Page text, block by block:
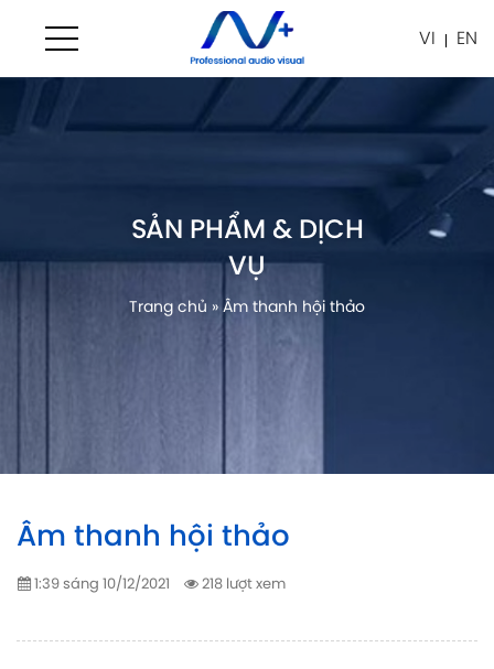
VI EN
SẢN PHẨM & DỊCH
VỤ
Trang chủ » Âm thanh hội thảo
Âm thanh hội thảo
1:39 sáng 10/12/2021 218 lượt xem